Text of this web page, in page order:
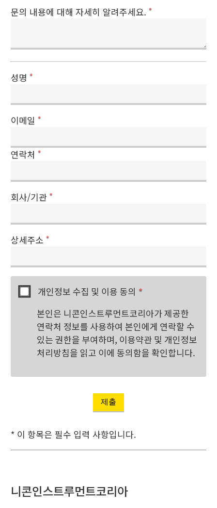
문의 내용에 대해 자세히 알려주세요.*
성명*
이메일*
연락처*
회사/기관*
상세주소*
개인정보 수집 및 이용 동의 *
본인은 니콘인스트루먼트코리아가 제공한
연락처 정보를 사용하여 본인에게 연락할 수
있는 권한을 부여하며, 이용약관 및 개인정보
처리방침을 읽고 이에 동의함을 확인합니다.
제출
* 이 항목은 필수 입력 사항입니다.
니콘인스트루먼트코리아